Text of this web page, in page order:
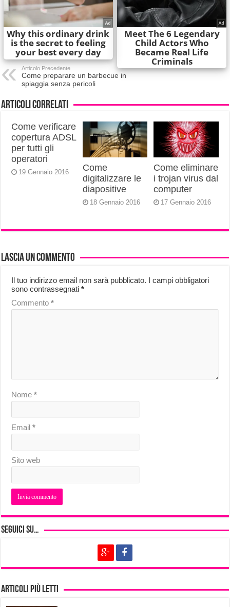
Articolo Precedente
Come preparare un barbecue in
spiaggia senza pericoli
Articoli correlati
Come verificare
copertura ADSL
per tutti gli
operatori
19 Gennaio 2016
Come
digitalizzare le
diapositive
18 Gennaio 2016
Come eliminare
i trojan virus dal
computer
17 Gennaio 2016
Lascia un commento
Il tuo indirizzo email non sarà pubblicato. I campi obbligatori
sono contrassegnati*
Commento*
Nome*
Email*
Sito web
Seguici su…
Articoli più letti